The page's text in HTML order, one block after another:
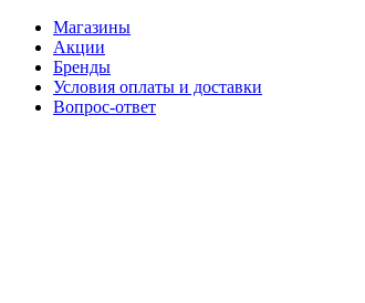
Магазины
Акции
Бренды
Условия оплаты и доставки
Вопрос-ответ